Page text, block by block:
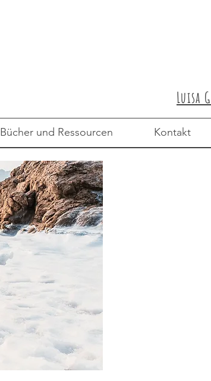
Luisa
Bücher und Ressourcen Kontakt